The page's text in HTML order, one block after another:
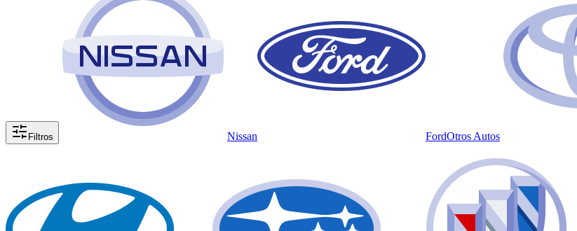
Filtros Nissan FordOtros Autos